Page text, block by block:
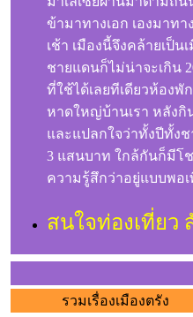
ข้ามาทางเอก เองมาท
เช้า เมืองนี้จึงคล้ายเป็
ชายแดนก็ไม่น่าจะเกิน
ที่ใช้ได้เลยทีเดียวห้อง
หาดใหญ่บ้านเรา หลังกิ
และแปลกใจว่าทั้งปีทั้ง
3 แสนบาท ใกล้กันก็มีโ
ความรู้สึกว่าอยู่แบบพอ
สนใจท่องเที่ยว
รวมเรื่องเมืองตรัง